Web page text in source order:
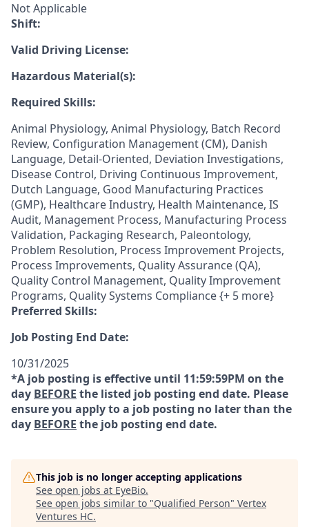
Not Applicable
Shift:
Valid Driving License:
Hazardous Material(s):
Required Skills:
Animal Physiology, Animal Physiology, Batch Record
Review, Configuration Management (CM), Danish
Language, Detail-Oriented, Deviation Investigations,
Disease Control, Driving Continuous Improvement,
Dutch Language, Good Manufacturing Practices
(GMP), Healthcare Industry, Health Maintenance, IS
Audit, Management Process, Manufacturing Process
Validation, Packaging Research, Paleontology,
Problem Resolution, Process Improvement Projects,
Process Improvements, Quality Assurance (QA),
Quality Control Management, Quality Improvement
Programs, Quality Systems Compliance {+ 5 more}
Preferred Skills:
Job Posting End Date:
10/31/2025
*A job posting is effective until 11:59:59PM on the
day BEFORE the listed job posting end date. Please
ensure you apply to a job posting no later than the
day BEFORE the job posting end date.
This job is no longer accepting applications
See open jobs at EyeBio.
See open jobs similar to "Qualified Person" Vertex
Ventures HC.